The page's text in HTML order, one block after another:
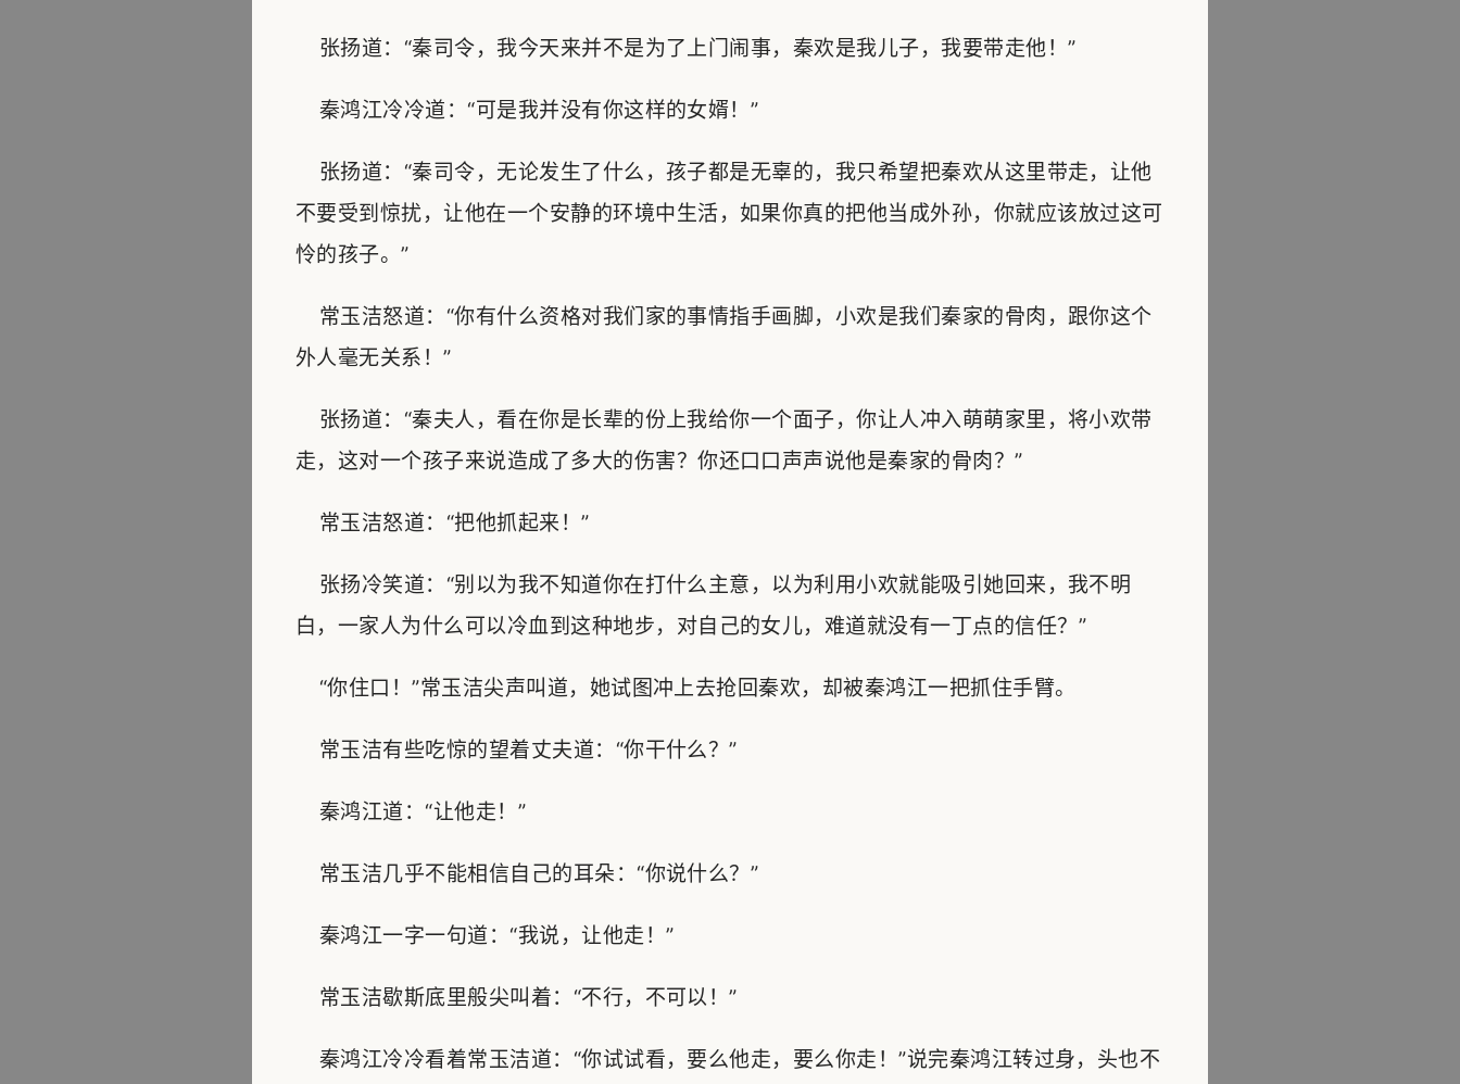
张扬道：“秦司令，我今天来并不是为了上门闹事，秦欢是我儿子，我要带走他！”
秦鸿江冷冷道：“可是我并没有你这样的女婿！”
张扬道：“秦司令，无论发生了什么，孩子都是无辜的，我只希望把秦欢从这里带走，让他
不要受到惊扰，让他在一个安静的环境中生活，如果你真的把他当成外孙，你就应该放过这可
怜的孩子。”
常玉洁怒道：“你有什么资格对我们家的事情指手画脚，小欢是我们秦家的骨肉，跟你这个
外人毫无关系！”
张扬道：“秦夫人，看在你是长辈的份上我给你一个面子，你让人冲入萌萌家里，将小欢带
走，这对一个孩子来说造成了多大的伤害？你还口口声声说他是秦家的骨肉？”
常玉洁怒道：“把他抓起来！”
张扬冷笑道：“别以为我不知道你在打什么主意，以为利用小欢就能吸引她回来，我不明
白，一家人为什么可以冷血到这种地步，对自己的女儿，难道就没有一丁点的信任？”
“你住口！”常玉洁尖声叫道，她试图冲上去抢回秦欢，却被秦鸿江一把抓住手臂。
常玉洁有些吃惊的望着丈夫道：“你干什么？”
秦鸿江道：“让他走！”
常玉洁几乎不能相信自己的耳朵：“你说什么？”
秦鸿江一字一句道：“我说，让他走！”
常玉洁歇斯底里般尖叫着：“不行，不可以！”
秦鸿江冷冷看着常玉洁道：“你试试看，要么他走，要么你走！”说完秦鸿江转过身，头也不